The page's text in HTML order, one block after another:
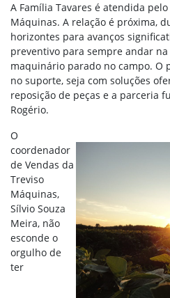
A Família Tavares é atendida
Máquinas. A relação é próxima,
horizontes para avanços
preventivo para sempre andar
maquinário parado no campo. O
no suporte, seja com soluções
reposição de peças e a parceria
Rogério.
O
coordenador
de Vendas da
Treviso
Máquinas,
Sílvio Souza
Meira, não
esconde o
orgulho de
ter